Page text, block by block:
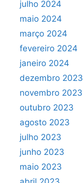
julho 2024
maio 2024
março 2024
fevereiro 2024
janeiro 2024
dezembro 2023
novembro 2023
outubro 2023
agosto 2023
julho 2023
junho 2023
maio 2023